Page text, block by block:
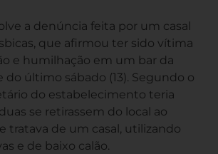
a denúncia feita por um casal
que afirmou ter sido vítima
e humilhação em um bar da
do último sábado (13). Segundo o
do estabelecimento teria
se retirassem do local ao
tratava de um casal, utilizando
e de baixo calão.